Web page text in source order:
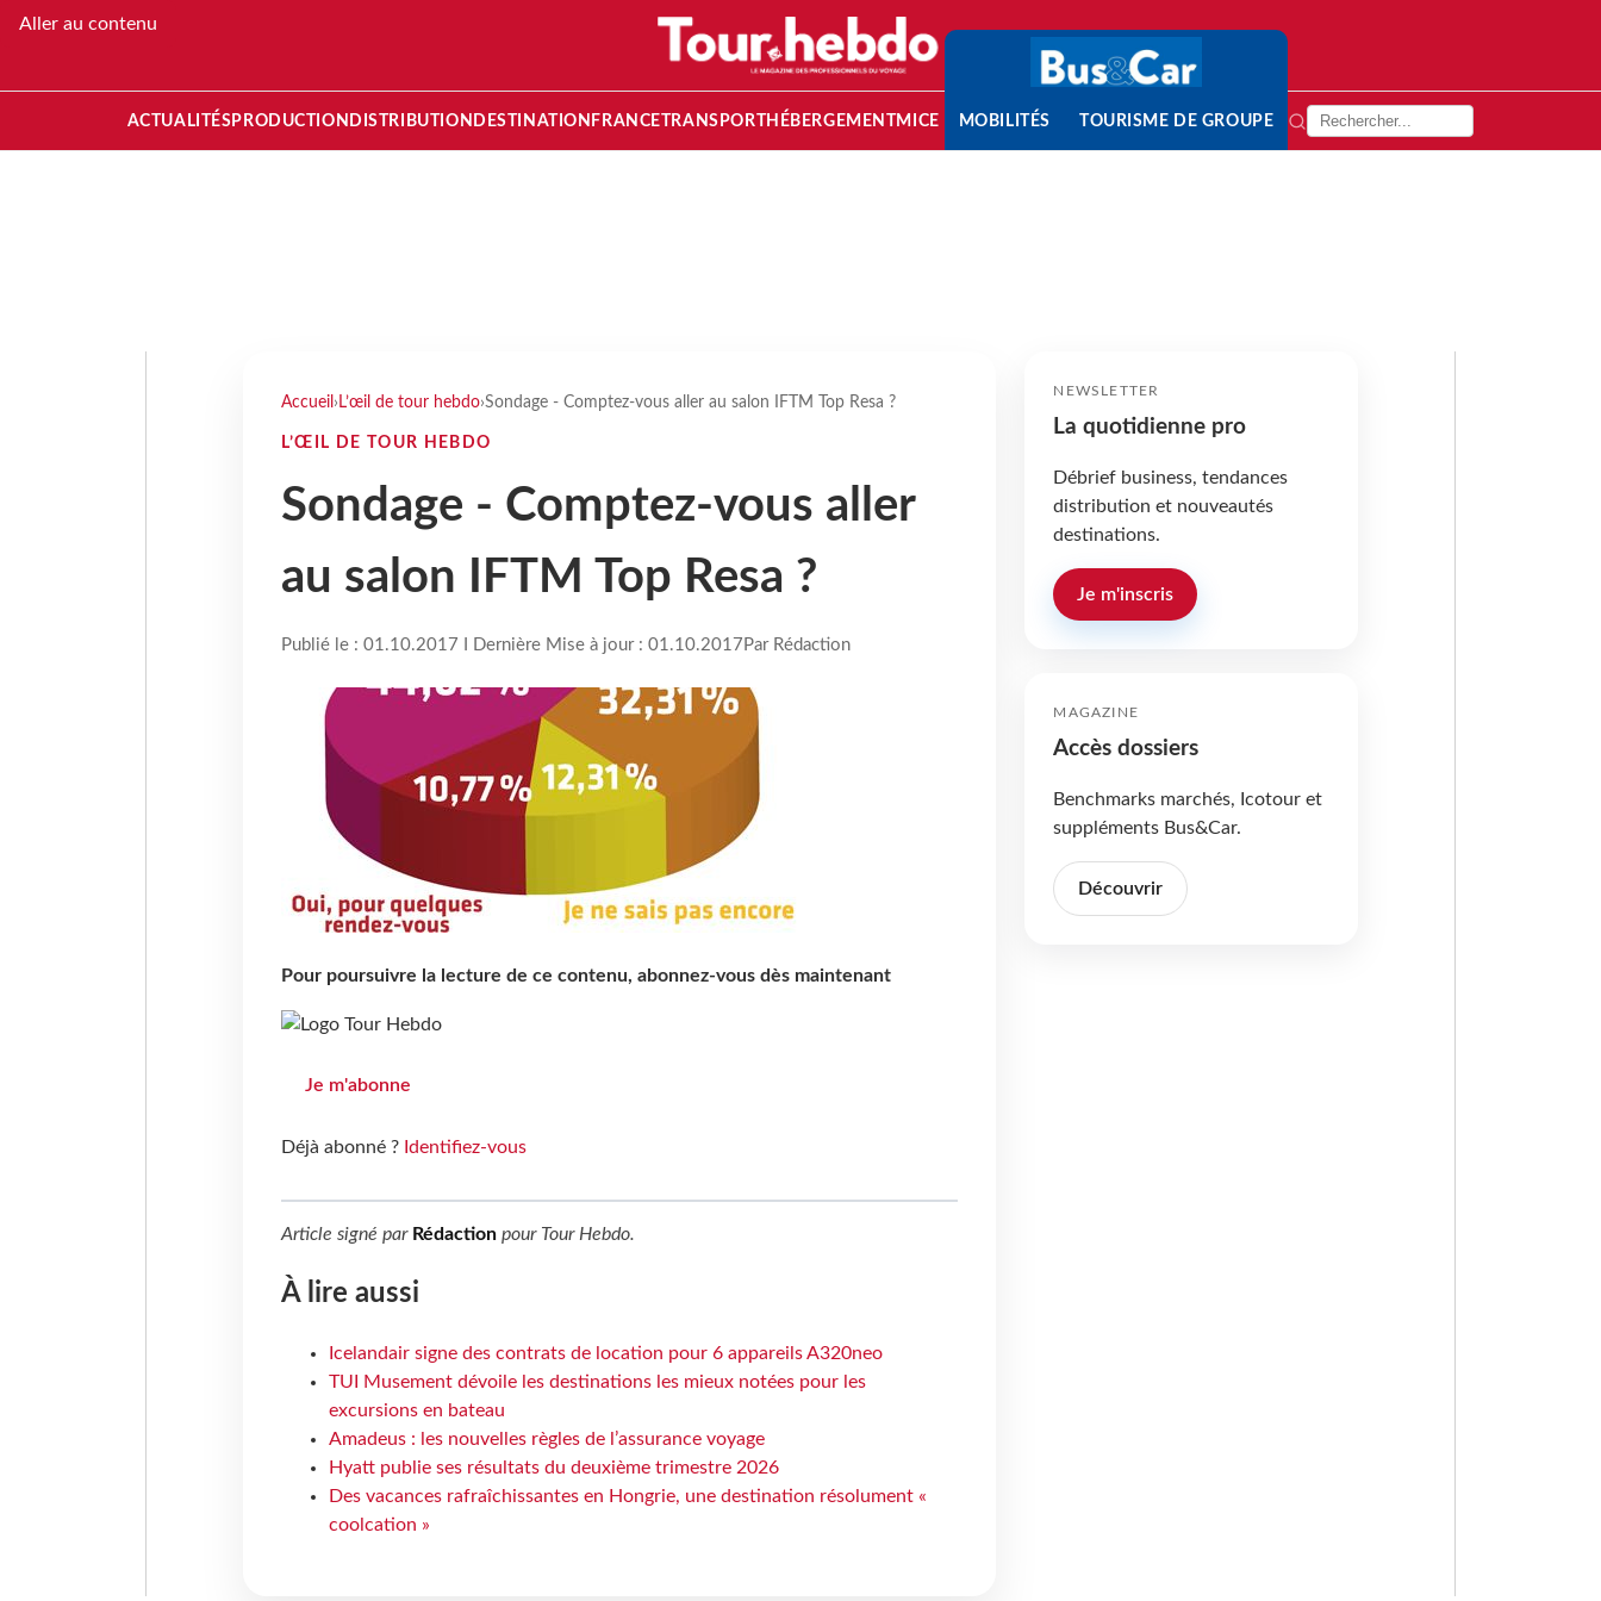
Aller au contenu
ACTUALITÉS PRODUCTION DISTRIBUTION DESTINATION FRANCETRANSPORT HÉBERGEMENTMICE MOBILITÉS TOURISME DE GROUPE
Accueil › L’œil de tour hebdo›Sondage - Comptez-vous aller au salon IFTM Top Resa ?
L’ŒIL DE TOUR HEBDO
Sondage - Comptez-vous aller
au salon IFTM Top Resa ?
Publié le : 01.10.2017 I Dernière Mise à jour : 01.10.2017 Par Rédaction
Pour poursuivre la lecture de ce contenu, abonnez-vous dès maintenant
Je m'abonne
Déjà abonné ? Identifiez-vous
Article signé par Rédactionpour Tour Hebdo.
À lire aussi
Icelandair signe des contrats de location pour 6 appareils A320neo
TUI Musement dévoile les destinations les mieux notées pour les
excursions en bateau
Amadeus : les nouvelles règles de l’assurance voyage
Hyatt publie ses résultats du deuxième trimestre 2026
Des vacances rafraîchissantes en Hongrie, une destination résolument «
coolcation »
NEWSLETTER
La quotidienne pro
Débrief business, tendances
distribution et nouveautés
destinations.
Je m'inscris
MAGAZINE
Accès dossiers
Benchmarks marchés, Icotour et
suppléments Bus&Car.
Découvrir